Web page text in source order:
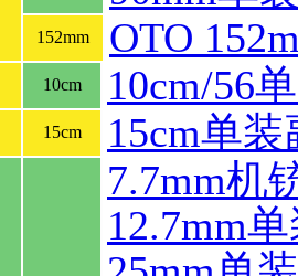
152mm OTO
10cm 10cm/56
15cm 15cm单
7.7mm机
12.7mm